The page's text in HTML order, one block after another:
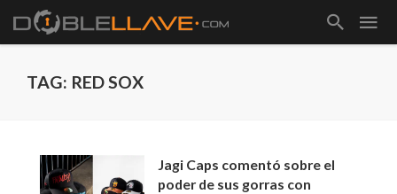
TAG: RED SOX
Jagi Caps comentó sobre el
poder de sus gorras con